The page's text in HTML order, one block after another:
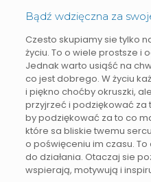
Bądź wdzięczna za
Czesto skupiamy sie tylko
życiu. To o wiele prostsze i
Jednak warto usiąść na
co jest dobrego. W życiu
i piękno choćby okruszki,
przyjrzeć i podziękować za
by podziękować za to co
które sa bliskie twemu
o poświęceniu im czasu.
do działania. Otaczaj sie
wspierają, motywują i